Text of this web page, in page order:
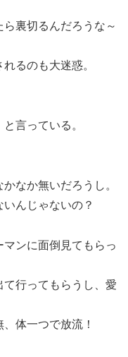
裏切るんだろうな～
るのも大迷惑。
言っている。
なか無いだろうし。
んじゃないの？
ンに面倒見てもらっ
行ってもらうし、愛
体一つで放流！